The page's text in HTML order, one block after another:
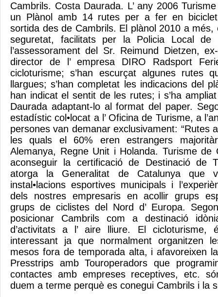
Cambrils. Costa Daurada. L’ any 2006
un Plànol amb 14 rutes per a fer en
sortida des de Cambrils. El plànol 2010 a més,
seguretat, facilitats per la Policia Local de
l’assessorament del Sr. Reimund Dietzen,
director de l’ empresa DIRO Radsport
cicloturisme; s’han escurçat algunes rutes
llargues; s’han completat les indicacions del
han indicat el sentit de les rutes; i s’ha
Daurada adaptant-lo al format del paper.
estadístic col•locat a l’ Oficina de Turisme, a
persones van demanar exclusivament: “Rutes
les quals el 60% eren estrangers
Alemanya, Regne Unit i Holanda. Turisme de
aconseguir la certificació de Destinació de
atorga la Generalitat de Catalunya que
instal•lacions esportives municipals i
dels nostres empresaris en acollir grups
grups de ciclistes del Nord d’ Europa.
posicionar Cambrils com a destinació
d’activitats a l’ aire lliure. El cicloturisme,
interessant ja que normalment organitzen
mesos fora de temporada alta, i afavoreixen
Presstrips amb Touroperadors que
contactes amb empreses receptives, etc.
duem a terme perquè es conegui Cambrils i